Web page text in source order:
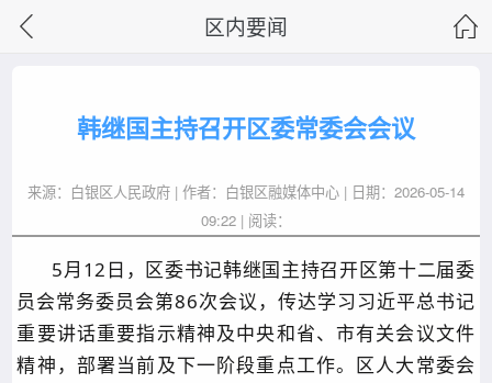
区内要闻
韩继国主持召开区委常委会会议
来源：白银区人民政府 | 作者：白银区融媒体中心 | 日期：2026-05-14
09:22 | 阅读：
5月12日，区委书记韩继国主持召开区第十二届委
员会常务委员会第86次会议，传达学习习近平总书记
重要讲话重要指示精神及中央和省、市有关会议文件
精神，部署当前及下一阶段重点工作。区人大常委会